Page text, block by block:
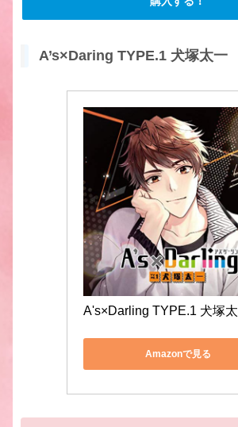
A’s×Daring TYPE.1 犬塚太一
A's×Darling TYPE.1 犬塚
Amazonで見る